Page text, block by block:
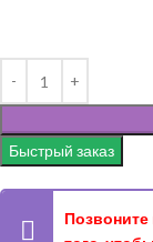
Быстрый заказ
Позвоните